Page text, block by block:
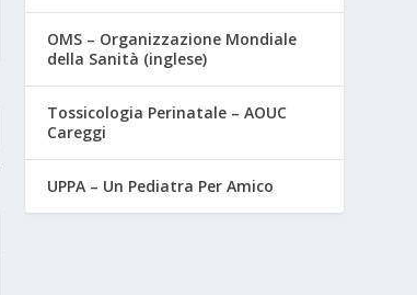
OMS – Organizzazione Mondiale
della Sanità (inglese)
Tossicologia Perinatale – AOUC
Careggi
UPPA – Un Pediatra Per Amico